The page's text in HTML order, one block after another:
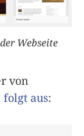
Webseite
von
aus: